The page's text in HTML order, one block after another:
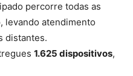
percorre todas as
levando atendimento
distantes.
1.625 dispositivos,